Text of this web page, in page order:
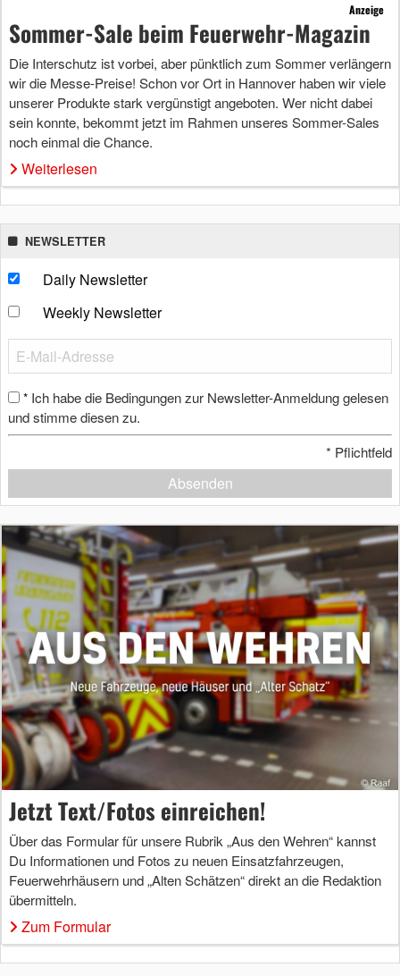
Anzeige
Sommer-Sale beim Feuerwehr-Magazin
Die Interschutz ist vorbei, aber pünktlich zum Sommer verlängern
wir die Messe-Preise! Schon vor Ort in Hannover haben wir viele
unserer Produkte stark vergünstigt angeboten. Wer nicht dabei
sein konnte, bekommt jetzt im Rahmen unseres Sommer-Sales
noch einmal die Chance.
Weiterlesen
NEWSLETTER
Daily Newsletter
Weekly Newsletter
* Ich habe die Bedingungen zur Newsletter-Anmeldung gelesen
und stimme diesen zu.
* Pflichtfeld
Absenden
Jetzt Text/Fotos einreichen!
Über das Formular für unsere Rubrik „Aus den Wehren“ kannst
Du Informationen und Fotos zu neuen Einsatzfahrzeugen,
Feuerwehrhäusern und „Alten Schätzen“ direkt an die Redaktion
übermitteln.
Zum Formular